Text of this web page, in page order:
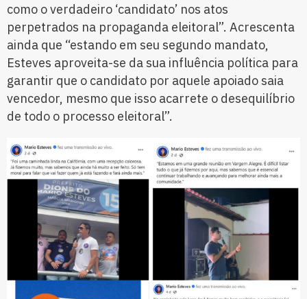
como o verdadeiro ‘candidato’ nos atos
perpetrados na propaganda eleitoral”. Acrescenta
ainda que “estando em seu segundo mandato,
Esteves aproveita-se da sua influência política para
garantir que o candidato por aquele apoiado saia
vencedor, mesmo que isso acarrete o desequilíbrio
de todo o processo eleitoral”.